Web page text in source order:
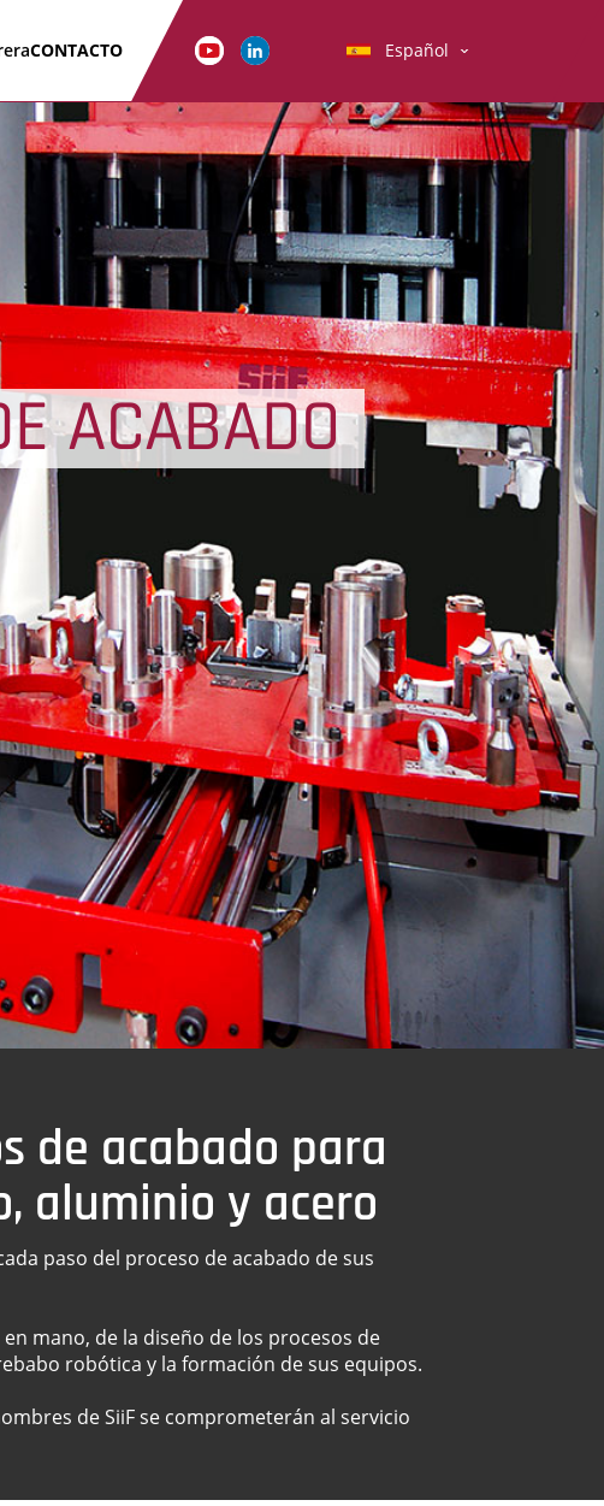
CONTACTO Español
ACABADO
de acabado para
aluminio y acero
paso del proceso de acabado de sus
mano, de la diseño de los procesos de
robótica y la formación de sus equipos.
de SiiF se comprometerán al servicio